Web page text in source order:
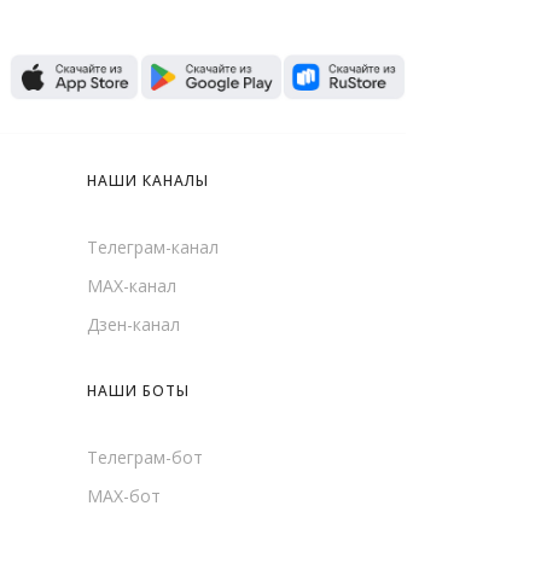
НАШИ КАНАЛЫ
Телеграм-канал
MAX-канал
Дзен-канал
НАШИ БОТЫ
Телеграм-бот
MAX-бот